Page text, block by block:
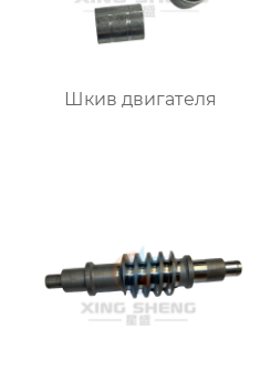
Шкив двигателя